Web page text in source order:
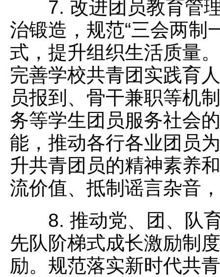
7. 改进团员教育管理
治锻造，规范“三会两制
式，提升组织生活质量
完善学校共青团实践育
员报到、骨干兼职等机
务等学生团员服务社会
能，推动各行各业团员
升共青团员的精神素养
流价值、抵制谣言杂音
8. 推动党、团、队育
先队阶梯式成长激励制
励。规范落实新时代共